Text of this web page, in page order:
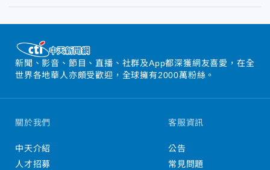
新聞、影音、節目、直播、社群及App都深獲網友喜愛，在全
世界各地華人亦頗受歡迎，全球擁有2000萬粉絲。
關於我們
中天介紹
人才招募
客服資訊
公告
常見問題